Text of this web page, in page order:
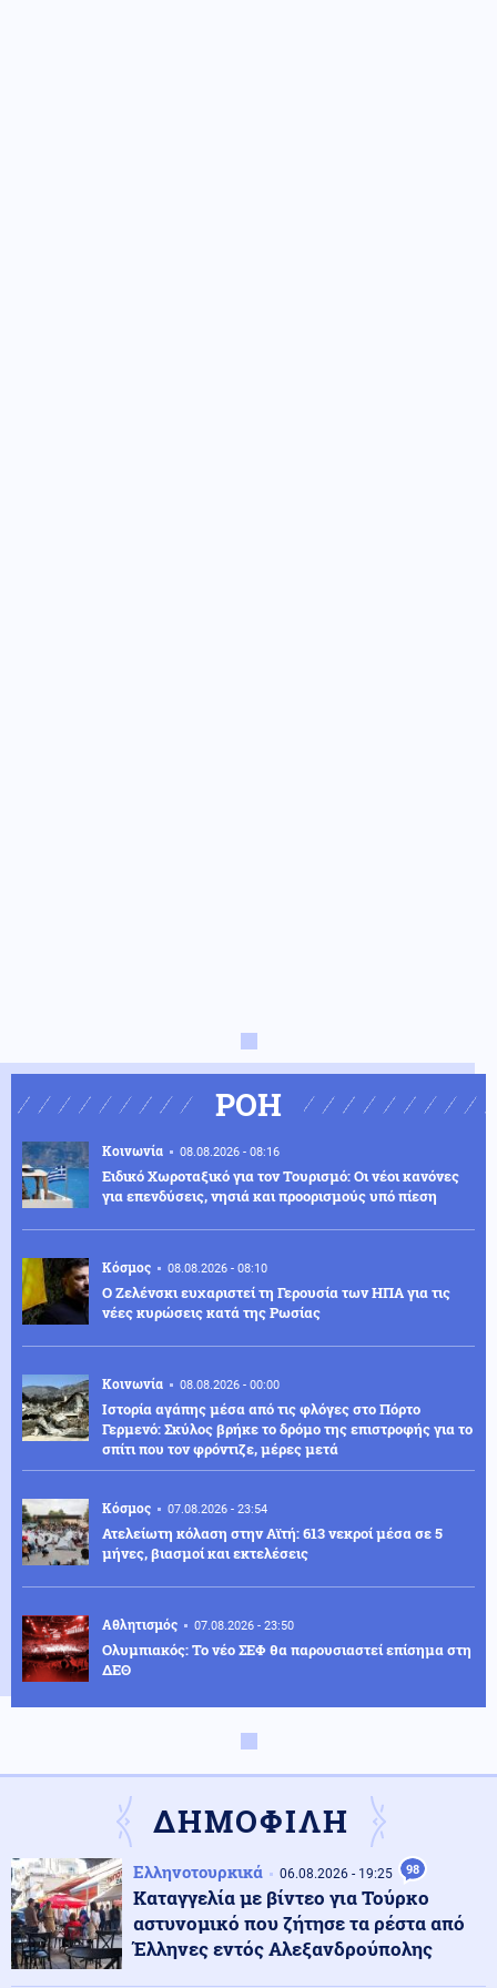
ΡΟΗ
Κοινωνία 08.08.2026 - 08:16
Ειδικό Χωροταξικό για τον Τουρισμό: Οι νέοι κανόνες
για επενδύσεις, νησιά και προορισμούς υπό πίεση
Κόσμος 08.08.2026 - 08:10
Ο Ζελένσκι ευχαριστεί τη Γερουσία των ΗΠΑ για τις
νέες κυρώσεις κατά της Ρωσίας
Κοινωνία 08.08.2026 - 00:00
Ιστορία αγάπης μέσα από τις φλόγες στο Πόρτο
Γερμενό: Σκύλος βρήκε το δρόμο της επιστροφής για το
σπίτι που τον φρόντιζε, μέρες μετά
Κόσμος 07.08.2026 - 23:54
Ατελείωτη κόλαση στην Αϊτή: 613 νεκροί μέσα σε 5
μήνες, βιασμοί και εκτελέσεις
Αθλητισμός 07.08.2026 - 23:50
Ολυμπιακός: Το νέο ΣΕΦ θα παρουσιαστεί επίσημα στη
ΔΕΘ
Κοινωνία
Αναρτήθηκε ο διαγωνισμός για την ανάπλαση της ΔΕΘ
Ελληνοτουρκικά
ΔΗΜΟΦΙΛΗ
Ελληνοτουρκικά 06.08.2026 - 19:25 98
Καταγγελία με βίντεο για Τούρκο
αστυνομικό που ζήτησε τα ρέστα από
Έλληνες εντός Αλεξανδρούπολης